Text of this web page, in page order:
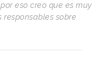
por eso creo que es muy
sobre